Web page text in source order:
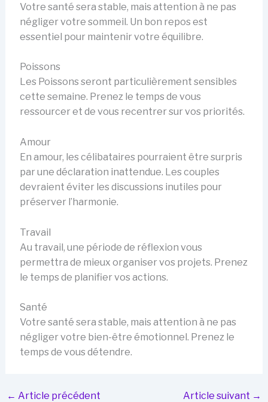
Votre santé sera stable, mais attention à ne pas
négliger votre sommeil. Un bon repos est
essentiel pour maintenir votre équilibre.
Poissons
Les Poissons seront particulièrement sensibles
cette semaine. Prenez le temps de vous
ressourcer et de vous recentrer sur vos priorités.
Amour
En amour, les célibataires pourraient être surpris
par une déclaration inattendue. Les couples
devraient éviter les discussions inutiles pour
préserver l’harmonie.
Travail
Au travail, une période de réflexion vous
permettra de mieux organiser vos projets. Prenez
le temps de planifier vos actions.
Santé
Votre santé sera stable, mais attention à ne pas
négliger votre bien-être émotionnel. Prenez le
temps de vous détendre.
← Article précédent Article suivant →